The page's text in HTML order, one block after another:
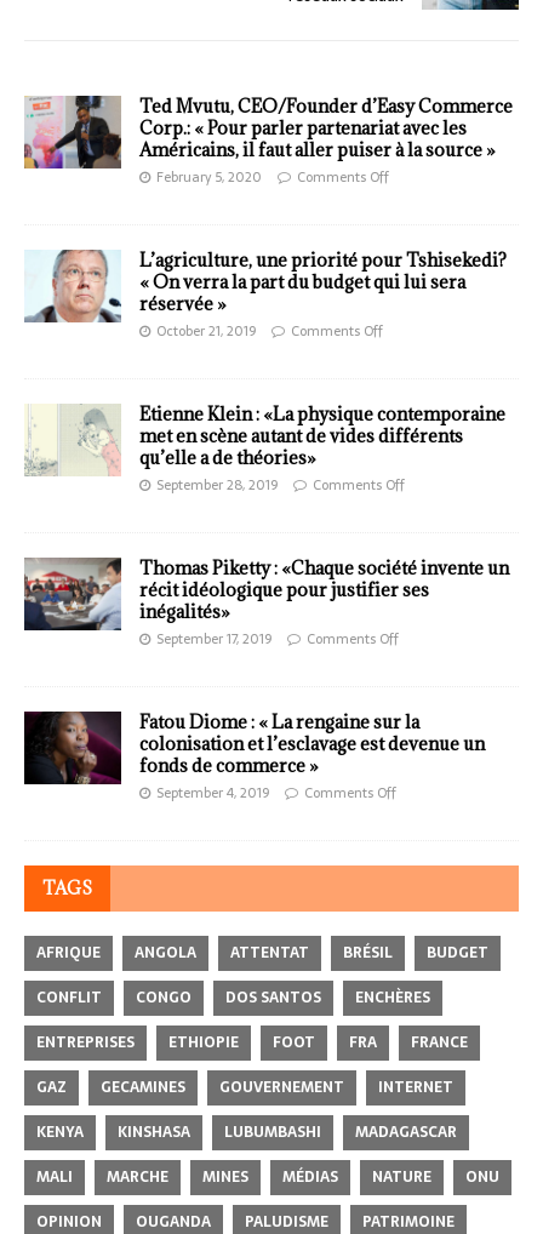
Ted Mvutu, CEO/Founder d’Easy Commerce
Corp.: « Pour parler partenariat avec les
Américains, il faut aller puiser à la source »
February 5, 2020 Comments Off
L’agriculture, une priorité pour Tshisekedi?
« On verra la part du budget qui lui sera
réservée »
October 21, 2019 Comments Off
Etienne Klein : «La physique contemporaine
met en scène autant de vides différents
qu’elle a de théories»
September 28, 2019 Comments Off
Thomas Piketty : «Chaque société invente un
récit idéologique pour justifier ses
inégalités»
September 17, 2019 Comments Off
Fatou Diome : « La rengaine sur la
colonisation et l’esclavage est devenue un
fonds de commerce »
September 4, 2019 Comments Off
TAGS
AFRIQUE ANGOLA ATTENTAT BRÉSIL
BUDGET
CONFLIT
CONGO DOS SANTOS
ENCHÈRES
ENTREPRISES
ETHIOPIE FOOT FRA
FRANCE
GAZ
GECAMINES GOUVERNEMENT
INTERNET
KENYA
KINSHASA LUBUMBASHI
MADAGASCAR
MALI
MARCHE MINES MÉDIAS NATURE
ONU
OPINION
OUGANDA PALUDISME PATRIMOINE